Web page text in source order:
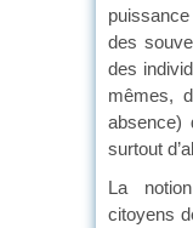
des
des
mêmes,
absence)
surtout
La
citoyens